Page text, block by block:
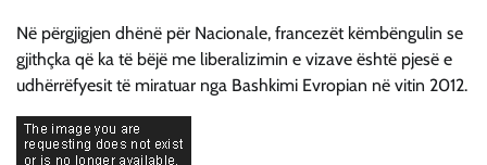
Në përgjigjen dhënë për Nacionale, francezët këmbëngulin se
gjithçka që ka të bëjë me liberalizimin e vizave është pjesë e
udhërrëfyesit të miratuar nga Bashkimi Evropian në vitin 2012.